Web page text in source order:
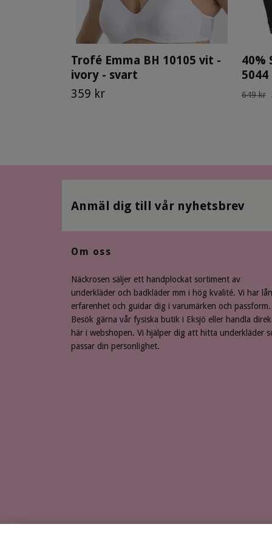
Trofé Emma BH 10105 vit -
ivory - svart
359 kr
40%
5044
649 kr
Anmäl dig till vår nyhetsbrev
Om oss
Näckrosen säljer ett handplockat sortiment av
underkläder och badkläder mm i hög kvalité. Vi har
erfarenhet och guidar dig i varumärken och passform.
Besök gärna vår fysiska butik i Eksjö eller handla
här i webshopen. Vi hjälper dig att hitta underkläder
passar din personlighet.